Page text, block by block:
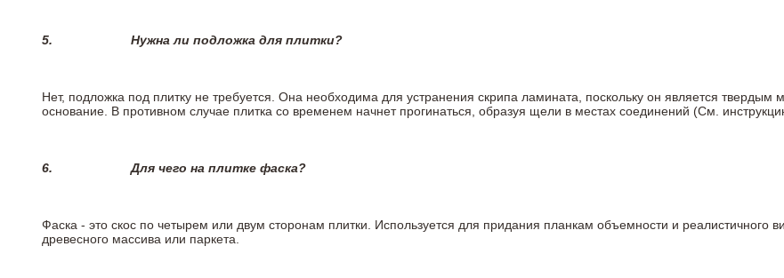
5. Нужна ли подложка для плитки?
Нет, подложка под плитку не требуется. Она необходима для устранения скрипа ламината, поскольку он является
основание. В противном случае плитка со временем начнет прогинаться, образуя щели в местах соединений (См.
6.Для чего на плитке фаска?
Фаска - это скос по четырем или двум сторонам плитки. Используется для придания планкам объемности и реалистичного
древесного массива или паркета.